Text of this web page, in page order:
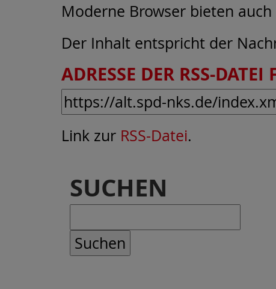
Moderne Browser bieten
Der Inhalt entspricht der
ADRESSE DER RSS-DATEI
Link zur RSS-Datei.
SUCHEN